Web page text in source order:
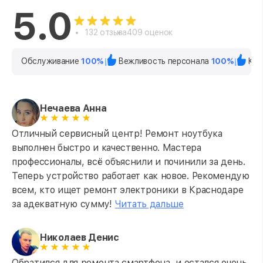
5.0 132 отзыва409 оценок
Обслуживание100% Вежливость персонала 100%
Нечаева Анна
Отличный сервисный центр! Ремонт ноутбука
выполнен быстро и качественно. Мастера
профессионалы, всё объяснили и починили за день.
Теперь устройство работает как новое. Рекомендую
всем, кто ищет ремонт электроники в Краснодаре
за адекватную сумму! Читать дальше
Николаев Денис